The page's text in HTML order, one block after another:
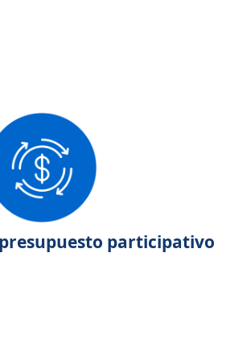
participativo